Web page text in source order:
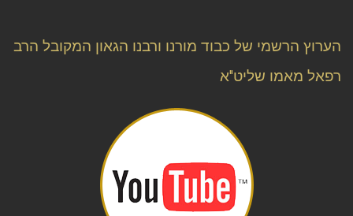
הערוץ הרשמי של כבוד מורנו ורבנו הגאון המקובל הרב
רפאל מאמו שליט"א